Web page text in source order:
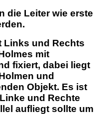
die Leiter wie erste
Links und Rechts
mit
fixiert, dabei liegt
und
Objekt. Es ist
und Rechte
aufliegt sollte um